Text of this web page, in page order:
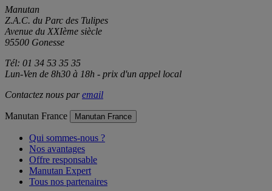
Manutan
Z.A.C. du Parc des Tulipes
Avenue du XXIème siècle
95500 Gonesse
Tél: 01 34 53 35 35
Lun-Ven de 8h30 à 18h - prix d'un appel local
Contactez nous paremail
Manutan France Manutan France
Qui sommes-nous ?
Nos avantages
Offre responsable
Manutan Expert
Tous nos partenaires